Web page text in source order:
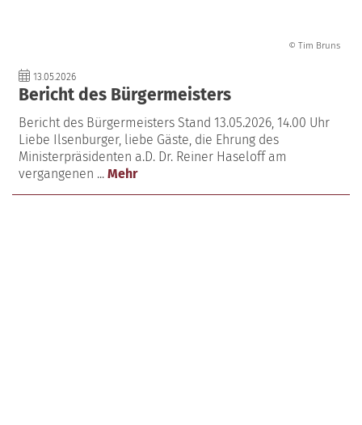
© Tim Bruns
13.05.2026
Bericht des Bürgermeisters
Bericht des Bürgermeisters Stand 13.05.2026, 14.00 Uhr
Liebe Ilsenburger, liebe Gäste, die Ehrung des
Ministerpräsidenten a.D. Dr. Reiner Haseloff am
vergangenen ... Mehr